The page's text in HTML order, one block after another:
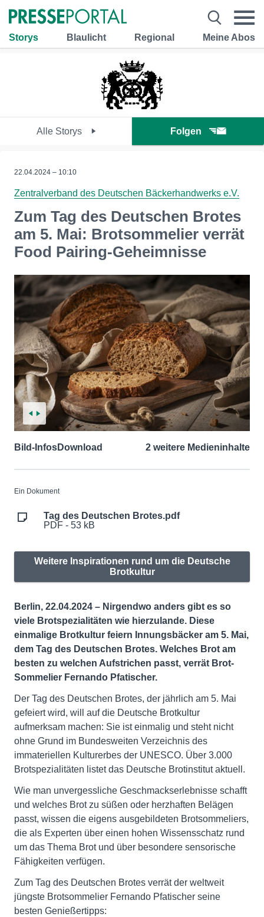
Storys Blaulicht Regional Meine Abos
Alle Storys Folgen
22.04.2024 – 10:10
Zentralverband des Deutschen Bäckerhandwerks e.V.
Zum Tag des Deutschen Brotes
am 5. Mai: Brotsommelier verrät
Food Pairing-Geheimnisse
Bild-InfosDownload 2 weitere Medieninhalte
Ein Dokument
Tag des Deutschen Brotes.pdf
PDF - 53 kB
Weitere Inspirationen rund um die Deutsche
Brotkultur
Berlin, 22.04.2024 – Nirgendwo anders gibt es so
viele Brotspezialitäten wie hierzulande. Diese
einmalige Brotkultur feiern Innungsbäcker am 5. Mai,
dem Tag des Deutschen Brotes. Welches Brot am
besten zu welchen Aufstrichen passt, verrät Brot-
Sommelier Fernando Pfatischer.
Der Tag des Deutschen Brotes, der jährlich am 5. Mai
gefeiert wird, will auf die Deutsche Brotkultur
aufmerksam machen: Sie ist einmalig und steht nicht
ohne Grund im Bundesweiten Verzeichnis des
immateriellen Kulturerbes der UNESCO. Über 3.000
Brotspezialitäten listet das Deutsche Brotinstitut aktuell.
Wie man unvergessliche Geschmackserlebnisse schafft
und welches Brot zu süßen oder herzhaften Belägen
passt, wissen die eigens ausgebildeten Brotsommeliers,
die als Experten über einen hohen Wissensschatz rund
um das Thema Brot und über besondere sensorische
Fähigkeiten verfügen.
Zum Tag des Deutschen Brotes verrät der weltweit
jüngste Brotsommelier Fernando Pfatischer seine
besten Genießertipps: